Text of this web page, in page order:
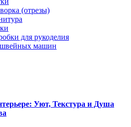
(отрезы)
для рукоделия
машин
Уют, Текстура и Душа